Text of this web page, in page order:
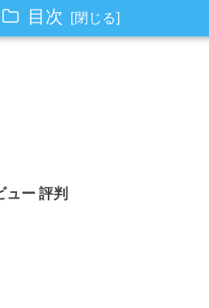
目次
ュー 評判